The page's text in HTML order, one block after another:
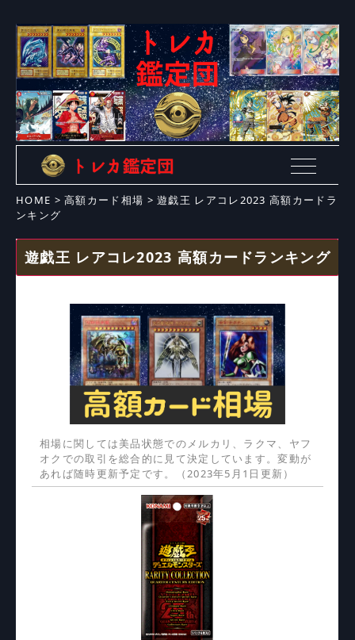
HOME >高額カード相場 >遊戯王 レアコレ2023 高額カードラ
ンキング
遊戯王 レアコレ2023 高額カードランキング
相場に関しては美品状態でのメルカリ、ラクマ、ヤフ
オクでの取引を総合的に見て決定しています。変動が
あれば随時更新予定です。（2023年5月1日更新）